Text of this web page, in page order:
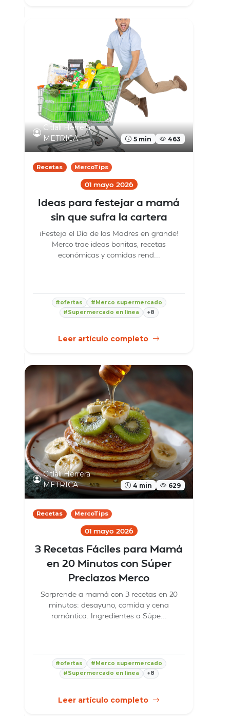
Citlali Herrera
METRICA
5 min 463
Recetas MercoTips
01 mayo 2026
Ideas para festejar a mamá
sin que sufra la cartera
¡Festeja el Día de las Madres en grande!
Merco trae ideas bonitas, recetas
económicas y comidas rend...
#ofertas
#Merco supermercado
#Supermercado en línea
+8
Leer artículo completo
Citlali Herrera
METRICA
4 min 629
Recetas MercoTips
01 mayo 2026
3 Recetas Fáciles para Mamá
en 20 Minutos con Súper
Preciazos Merco
Sorprende a mamá con 3 recetas en 20
minutos: desayuno, comida y cena
romántica. Ingredientes a Súpe...
#ofertas
#Merco supermercado
#Supermercado en línea
+8
Leer artículo completo